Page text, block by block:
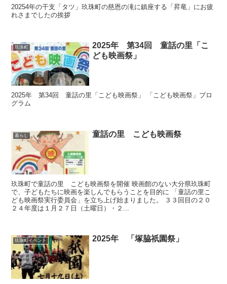
20254年の干支「タツ」玖珠町の慈恩の滝に鎮座する「昇竜」にお疲
れさまでしたの挨拶
玖珠町
2025年 第34回 童話の里「こ
ども映画祭」
2025年 第34回 童話の里「こども映画祭」 「こども映画祭」プロ
グラム
暮らし 童話の里 こども映画祭
玖珠町で童話の里 こども映画祭を開催 映画館のない大分県玖珠町
で、子どもたちに映画を楽しんでもらうことを目的に 「童話の里こ
ども映画祭実行委員会」を立ち上げ始まりました。 ３３回目の２０
２４年度は１月２７日（土曜日）・２...
玖珠町イベント 2025年 「塚脇祇園祭」